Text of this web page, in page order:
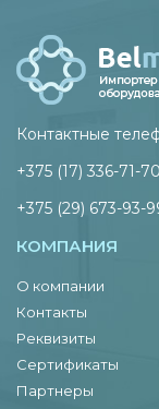
Контактные
+375 (17) 336-71-70
+375 (29) 673-93-
КОМПАНИЯ
О компании
Контакты
Реквизиты
Сертификаты
Партнеры